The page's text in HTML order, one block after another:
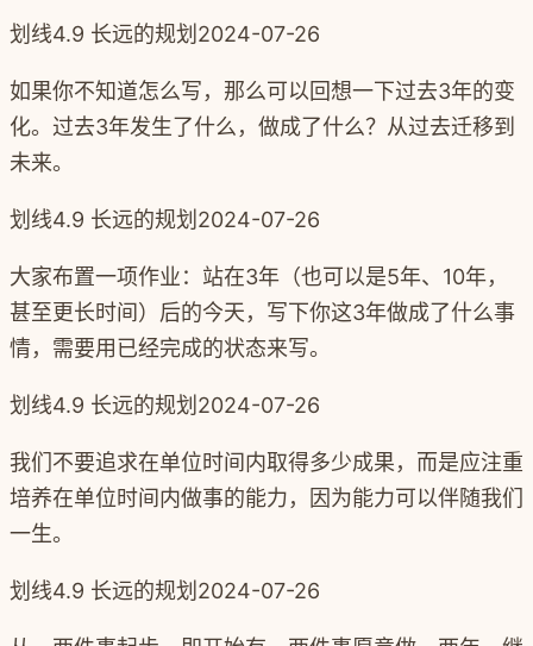
划线4.9 长远的规划 2024-07-26
如果你不知道怎么写，那么可以回想一下过去3年的变
化。过去3年发生了什么，做成了什么？从过去迁移到
未来。
划线4.9 长远的规划 2024-07-26
大家布置一项作业：站在3年（也可以是5年、10年，
甚至更长时间）后的今天，写下你这3年做成了什么事
情，需要用已经完成的状态来写。
划线4.9 长远的规划 2024-07-26
我们不要追求在单位时间内取得多少成果，而是应注重
培养在单位时间内做事的能力，因为能力可以伴随我们
一生。
划线4.9 长远的规划 2024-07-26